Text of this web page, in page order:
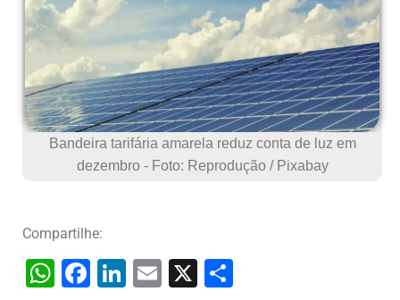
Bandeira tarifária amarela reduz conta de luz em
dezembro - Foto: Reprodução / Pixabay
Compartilhe:
W
F
Li
E
X